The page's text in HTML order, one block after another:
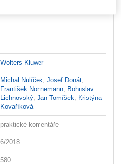
Wolters Kluwer
Michal Nulíček ,Josef Donát
František Nonnemann Bohuslav
Lichnovský ,Jan Tomíšek
Kristýna
Kovaříková
praktické komentáře
6/2018
580